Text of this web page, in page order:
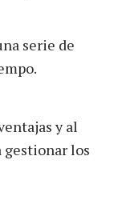
serie de
y al
gestionar los